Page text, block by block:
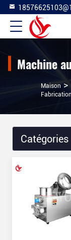
Machine
Maison >
Catégories